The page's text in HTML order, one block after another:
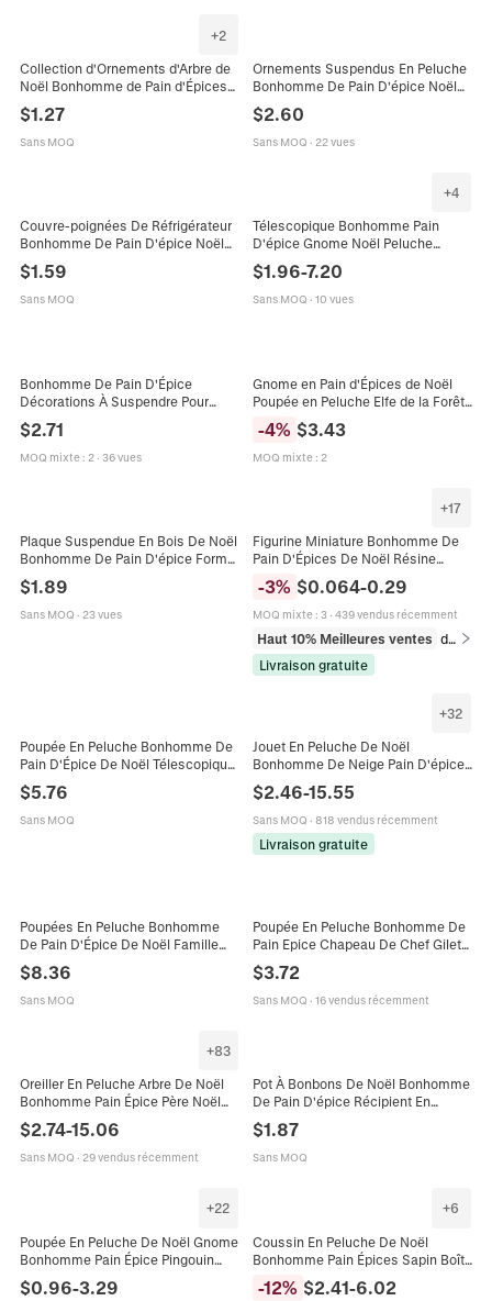
+2
Collection d'Ornements d'Arbre de
Noël Bonhomme de Pain d'Épices
en Résine Pendentif Suspendu
Peint à la Main Décor de Noël
Traditionnel Maison Fête
$1.27
Sans MOQ
Ornements Suspendus En Peluche
Bonhomme De Pain D'épice Noël
Tissu Avec Longues Jambes En
Perles Bois Style Chef
$2.60
Sans MOQ · 22 vues
Couvre-poignées De Réfrigérateur
Bonhomme De Pain D'épice Noël
Décoration Appareil Cuisine
Housses Protection Feutre
$1.59
Sans MOQ
+4
Télescopique Bonhomme Pain
D'épice Gnome Noël Peluche
Décoration Tissu Velours Côtelé
Suspendu Cadeau Vacances
Bonbons Stockage
$1.96-7.20
Sans MOQ · 10 vues
Bonhomme De Pain D'Épice
Décorations À Suspendre Pour
Tricotée Décor De Fête
$2.71
MOQ mixte: 2· 36 vues
Gnome en Pain d'Épices de Noël
Poupée en Peluche Elfe de la Forêt
en Tissu pour Maison Fête
Vacances
-4% $3.43
MOQ mixte: 2
Plaque Suspendue En Bois De Noël
Bonhomme De Pain D'épice Forme
Planche À Découper Cadeau
Professeur Décoration Maison
$1.89
Sans MOQ · 23 vues
+17
Figurine Miniature Bonhomme De
Pain D'Épices De Noël Résine
Micro Paysage Décoration De
Bureau Dessin Animé Décor De
Fête
-3% $0.064-0.29
MOQ mixte: 3· 439 vendus récemment
Haut 10% Meilleures ventes
dans Décoration intérieure
Livraison gratuite
Poupée En Peluche Bonhomme De
Pain D'Épice De Noël Télescopique
Debout Tissu Velours Côtelé
Décoration Maison Ornement
$5.76
Sans MOQ
+32
Jouet En Peluche De Noël
Bonhomme De Neige Pain D'épice
Arbre Renne Père Noël Poupée
Douce Décoration De Maison De
Vacances Cadeau
$2.46-15.55
Sans MOQ · 818 vendus récemment
Livraison gratuite
Poupées En Peluche Bonhomme
De Pain D'Épice De Noël Famille
Gnomes En Tricot Avec Lumières
LED Décoration Festive Maison
Cadeaux
$8.36
Sans MOQ
Poupée En Peluche Bonhomme De
Pain Epice Chapeau De Chef Gilet
Tricoté Jupe Décoration De Noël
Figures De Couple
$3.72
Sans MOQ · 16 vendus récemment
+83
Oreiller En Peluche Arbre De Noël
Bonhomme Pain Épice Père Noël
Jouet Doux Coussin Décoratif
Canapé Cadeau Fête
$2.74-15.06
Sans MOQ · 29 vendus récemment
Pot À Bonbons De Noël Bonhomme
De Pain D'épice Récipient En
Plastique Tissu Décoration De
Table Pour Enfants
$1.87
Sans MOQ
+22
Poupée En Peluche De Noël Gnome
Bonhomme Pain Épice Pingouin
Fête Décoration Vacances
$0.96-3.29
+6
Coussin En Peluche De Noël
Bonhomme Pain Épices Sapin Boîte
Doux Décor Fête Cadeau
-12% $2.41-6.02